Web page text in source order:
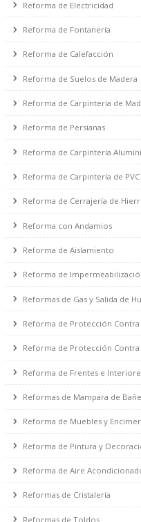
Reforma de Electricidad
Reforma de Fontanería
Reforma de Suelos de
Reforma de Carpintería de
Reforma de Persianas
Reforma de Carpintería
Reforma de Carpintería de
Reforma de Cerrajería de
Reforma de Aislamiento
Reforma de
Reformas de Gas y Salida
Reforma de Protección
Reforma de Protección
Reforma de Frentes e
Reformas de Mampara de
Reforma de Muebles y